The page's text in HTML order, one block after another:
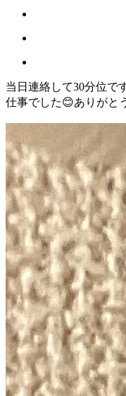
当日連絡して30分位で
仕事でした😊ありがと